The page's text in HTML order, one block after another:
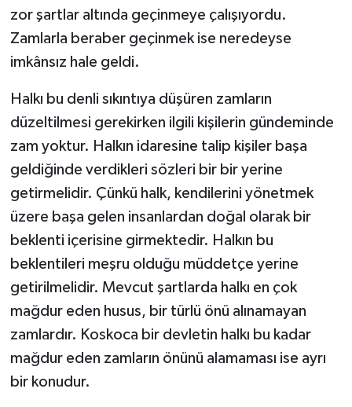
zor şartlar altında geçinmeye çalışıyordu.
Zamlarla beraber geçinmek ise neredeyse
imkânsız hale geldi.
Halkı bu denli sıkıntıya düşüren zamların
düzeltilmesi gerekirken ilgili kişilerin gündeminde
zam yoktur. Halkın idaresine talip kişiler başa
geldiğinde verdikleri sözleri bir bir yerine
getirmelidir. Çünkü halk, kendilerini yönetmek
üzere başa gelen insanlardan doğal olarak bir
beklenti içerisine girmektedir. Halkın bu
beklentileri meşru olduğu müddetçe yerine
getirilmelidir. Mevcut şartlarda halkı en çok
mağdur eden husus, bir türlü önü alınamayan
zamlardır. Koskoca bir devletin halkı bu kadar
mağdur eden zamların önünü alamaması ise ayrı
bir konudur.